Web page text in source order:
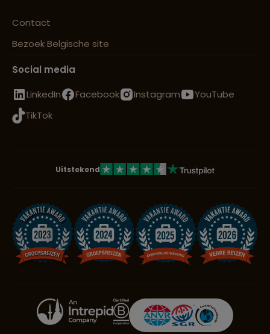
Contact
Bezoek Belgische site
Social media
LinkedIn
Facebook Instagram
YouTube
TikTok
Uitstekend